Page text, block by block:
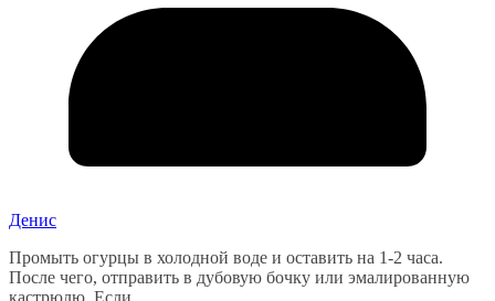
Денис
Промыть огурцы в холодной воде и оставить на 1-2 часа.
После чего, отправить в дубовую бочку или эмалированную